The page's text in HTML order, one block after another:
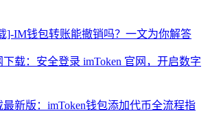
]-IM钱包转账能撤销吗？一文为你解答
下载：安全登录 imToken 官网，开启数字
最新版：imToken钱包添加代币全流程指